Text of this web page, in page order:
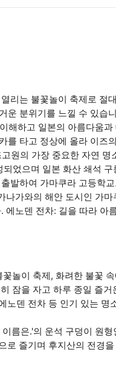
열리는 불꽃놀이 축제로
운 분위기를 느낄 수 있습
해하고 일본의 아름다움
를 타고 정상에 올라 이
원의 가장 중요한 자연
었으며 일본 화산 쇄석
발하여 가마쿠라 고등학
나가와의 해안 도시인 가
에노덴 전차: 길을 따라
놀이 축제, 화려한 불꽃
잠을 자고 하루 종일 즐거
노덴 전차 등 인기 있는
름은.'의 운석 구덩이 원
로 즐기며 후지산의 전경